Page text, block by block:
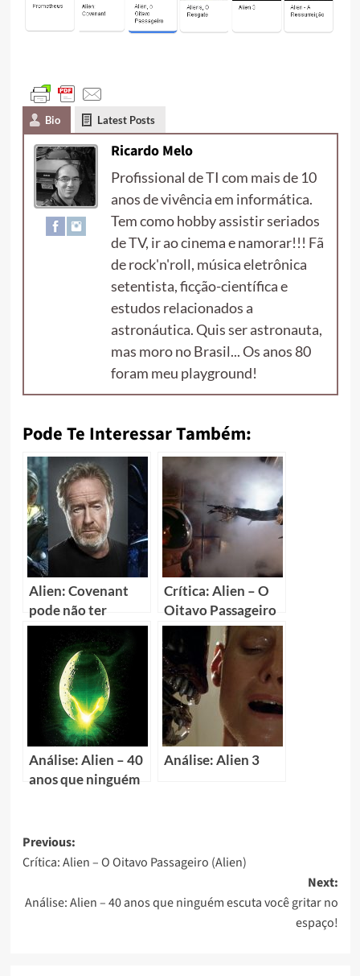
Bio Latest Posts
Ricardo Melo
Profissional de TI com mais de 10
anos de vivência em informática.
Tem como hobby assistir seriados
de TV, ir ao cinema e namorar!!! Fã
de rock'n'roll, música eletrônica
setentista, ficção-científica e
estudos relacionados a
astronáutica. Quis ser astronauta,
mas moro no Brasil... Os anos 80
foram meu playground!
Pode Te Interessar Também:
Alien: Covenant
pode não ter
continuação e
franquia ganharia
reboot
Crítica: Alien – O
Oitavo Passageiro
(Alien)
Análise: Alien – 40
anos que ninguém
Análise: Alien 3
Previous:
Crítica: Alien – O Oitavo Passageiro (Alien)
Next:
Análise: Alien – 40 anos que ninguém escuta você gritar no
espaço!